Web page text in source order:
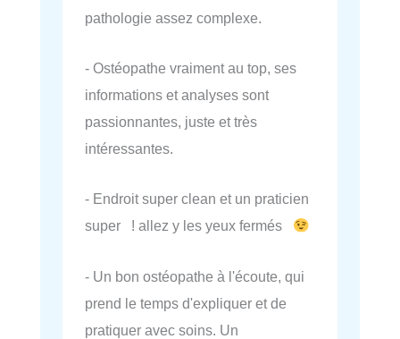
pathologie assez complexe.
- Ostéopathe vraiment au top, ses
informations et analyses sont
passionnantes, juste et très
intéressantes.
- Endroit super clean et un praticien
super ! allez y les yeux fermés
- Un bon ostéopathe à l'écoute, qui
prend le temps d'expliquer et de
pratiquer avec soins. Un